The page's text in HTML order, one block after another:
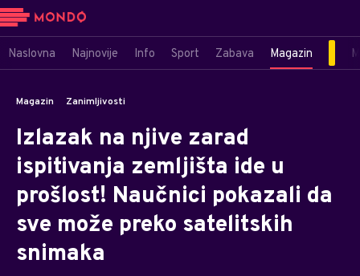
Naslovna Najnovije Info Sport Zabava Magazin
Magazin Zanimljivosti
Izlazak na njive zarad
ispitivanja zemljišta ide u
prošlost! Naučnici pokazali da
sve može preko satelitskih
snimaka